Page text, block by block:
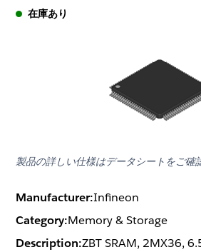
在庫あり
製品の詳しい仕様はデータシートをご確
Manufacturer:Infineon
Category:Memory & Storage
Description:ZBT SRAM, 2MX36,